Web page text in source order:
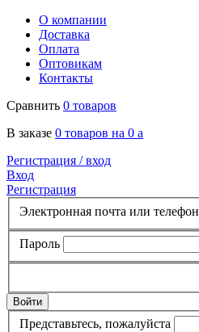
О компании
Доставка
Оплата
Оптовикам
Контакты
Сравнить 0 товаров
В заказе 0 товаров на 0 a
Регистрация /вход
Вход
Регистрация
Электронная почта или телефон
Пароль
Представьтесь, пожалуйста